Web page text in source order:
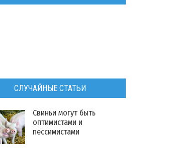
СЛУЧАЙНЫЕ СТАТЬИ
​Свиньи могут быть
оптимистами и
пессимистами